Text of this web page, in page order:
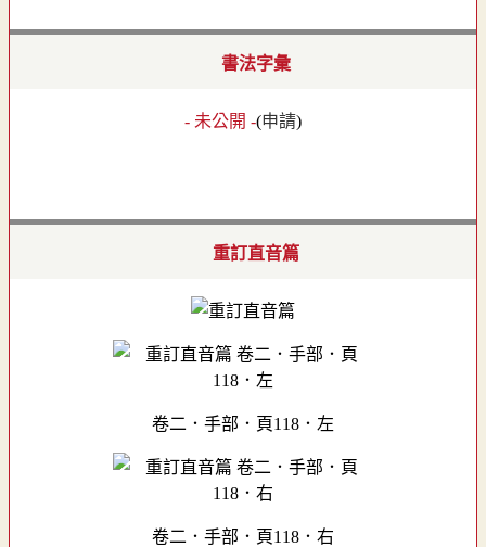
書法字彙
- 未公開 -(申請)
重訂直音篇
卷二．手部．頁118．左
卷二．手部．頁118．右